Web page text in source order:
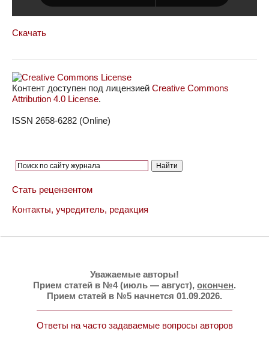
Скачать
Контент доступен под лицензией Creative Commons
Attribution 4.0 License.
ISSN 2658-6282 (Online)
Стать рецензентом
Контакты, учредитель, редакция
Уважаемые авторы!
Прием статей в №4 (июль — август), окончен.
Прием статей в №5 начнется 01.09.2026.
Ответы на часто задаваемые вопросы авторов